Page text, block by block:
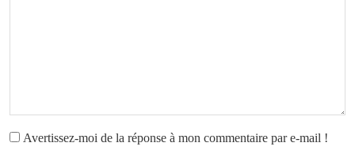
Avertissez-moi de la réponse à mon commentaire par e-mail !